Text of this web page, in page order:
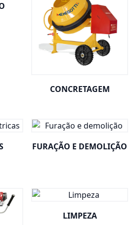
CONCRETAGEM
FURAÇÃO E DEMOLIÇÃO
LIMPEZA